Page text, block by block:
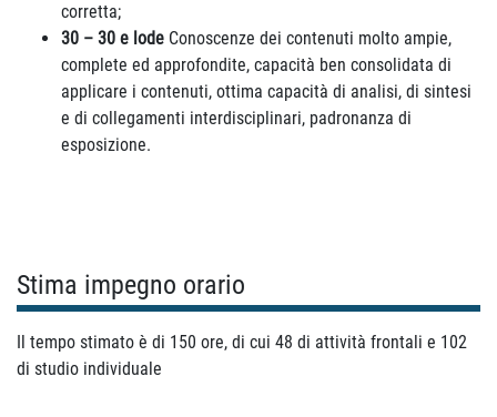
corretta;
30 – 30 e lode Conoscenze dei contenuti molto ampie,
complete ed approfondite, capacità ben consolidata di
applicare i contenuti, ottima capacità di analisi, di sintesi
e di collegamenti interdisciplinari, padronanza di
esposizione.
Stima impegno orario
Il tempo stimato è di 150 ore, di cui 48 di attività frontali e 102
di studio individuale